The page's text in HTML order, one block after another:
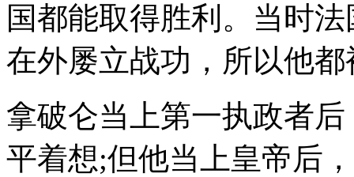
国都能取得胜利。当时
在外屡立战功，所以他
拿破仑当上第一执政者
平着想;但他当上皇帝后